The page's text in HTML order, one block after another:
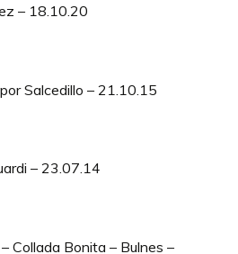
– 18.10.20
Salcedillo – 21.10.15
– 23.07.14
Collada Bonita – Bulnes –